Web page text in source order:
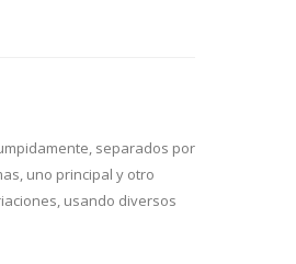
separados por
uno principal y otro
usando diversos